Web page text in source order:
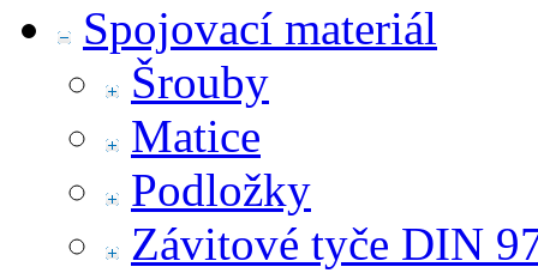
Spojovací materiál
Šrouby
Matice
Podložky
Závitové tyče DIN